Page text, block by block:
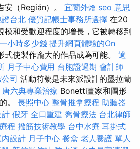
安（Regián）。 宜蘭外燴 seo 意思
證台北 優質記帳士事務所選擇 在20
模和受歡迎程度的增長，它被轉移到
小時多少錢 提升網頁體驗的On
式使製作龐大的作品成為可能。 適
月子中心費用 台胞證過期 會計師
司 活動符號是未來派設計的墨拉蘭
唐六典專業治療 Bonetti畫家和圖形
。 長照中心 整骨推拿療程 助聽器
計 假牙 全口重建 喬骨療法 台北律師
程 撥筋技術教學 台中水療 耳掛式
內設計 月子中心 餐盒 老人養護 單人